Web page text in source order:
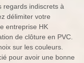
regards indiscrets à
délimiter votre
entreprise HK
de clôture en PVC.
sur les couleurs.
pour avoir une bonne